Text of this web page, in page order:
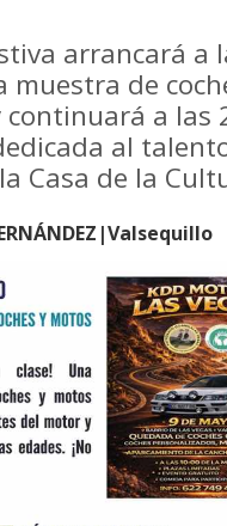
arrancará a
muestra de
continuará a las
al
Casa de la